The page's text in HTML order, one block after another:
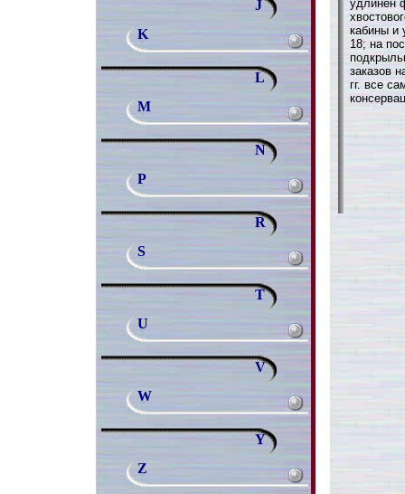
J
K
L
M
N
P
R
S
T
U
V
W
Y
Z
удлинен
кабины и
18; на
заказов
гг. все